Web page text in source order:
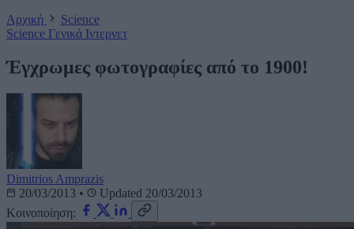
Αρχική
Science
Science Γενικά Ιντερνετ
Έγχρωμες φωτογραφίες από το 1900!
Dimitrios Amprazis
20/03/2013 •
Updated 20/03/2013
Κοινοποίηση: